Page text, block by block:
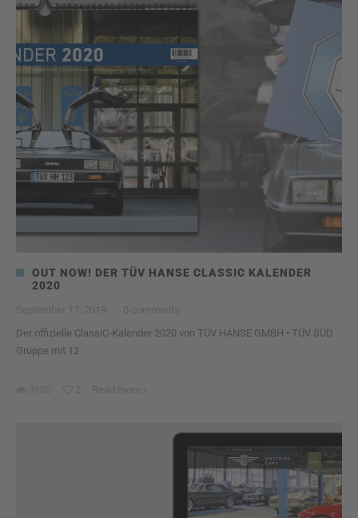
OUT NOW! DER TÜV HANSE CLASSIC KALENDER
2020
Der offizielle ClassiC-Kalender 2020 von TÜV HANSE GMBH • TÜV SÜD
Gruppe mit 12